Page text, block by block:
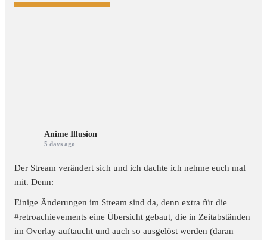
Anime Illusion
5 days ago
Der Stream verändert sich und ich dachte ich nehme euch mal
mit. Denn:
Einige Änderungen im Stream sind da, denn extra für die
#retroachievements eine Übersicht gebaut, die in Zeitabständen
im Overlay auftaucht und auch so ausgelöst werden (daran